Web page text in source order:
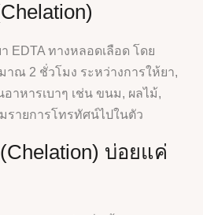
EDTA ทางหลอดเลือด โดย
าณ 2 ชั่วโมง ระหว่างการให้ยา,
าหารเบาๆ เช่น ขนม, ผลไม้,
รายการโทรทัศน์ไปในตัว
บ่อยแค่